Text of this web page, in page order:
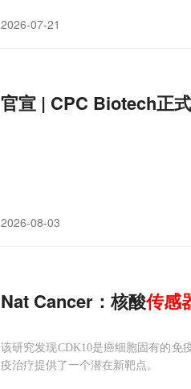
2026-07-21
官宣 | CPC Biotech正
2026-08-03
Nat Cancer：核酸传感
该研究发现CDK10是癌细胞固有的免
疫治疗提供了一个潜在新靶点。